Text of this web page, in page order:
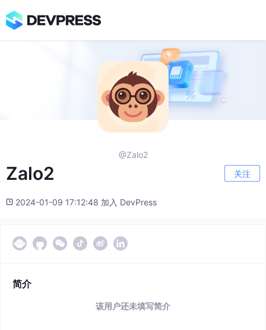
@Zalo2
Zalo2 关注
2024-01-09 17:12:48 加入 DevPress
简介
该用户还未填写简介